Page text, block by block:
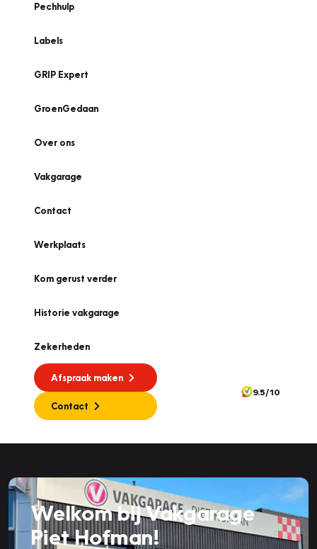
Pechhulp
Labels
GRIP Expert
GroenGedaan
Over ons
Vakgarage
Contact
Werkplaats
Kom gerust verder
Historie vakgarage
Zekerheden
Afspraak maken
Contact
9.5/10
Welkom bij Vakgarage
Piet Hofman!